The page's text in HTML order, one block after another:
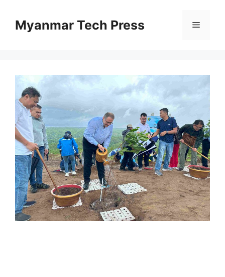
contentMyanmar Tech Press Menu